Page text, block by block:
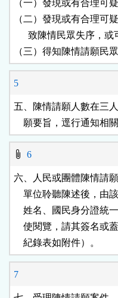
（一）發現或有合理可
（二）發現或有合理可
致陳情民眾失序，
（三）得知陳情請願民
5
五、陳情請願人數在三
願要旨，逕行通知相
6
六、人民或團體陳情請
單位聆聽陳述後，
姓名、國民身分證
使閱覽，請其簽名
    紀錄表如附件）。
7